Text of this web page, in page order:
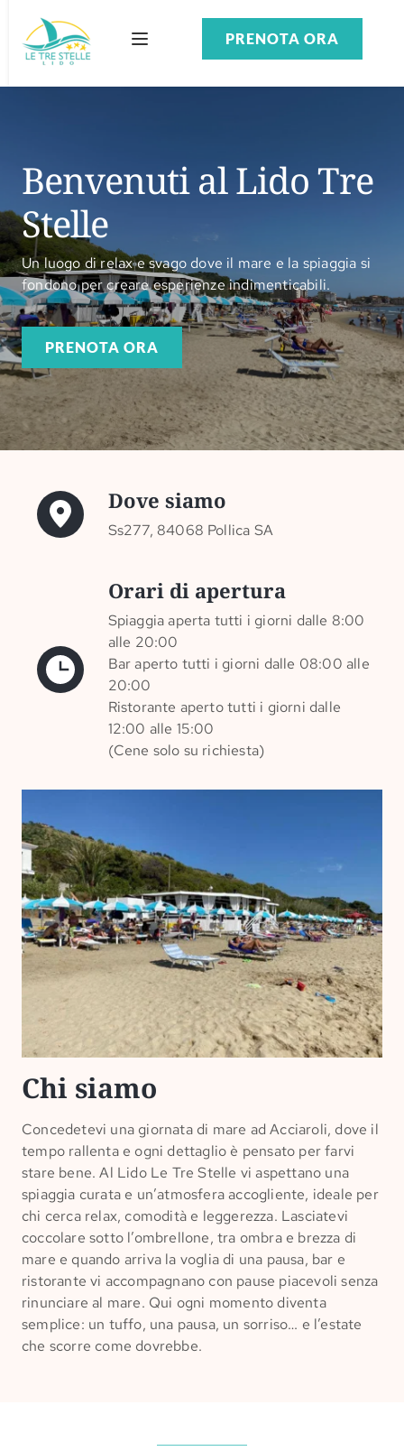
PRENOTA ORA
Benvenuti al Lido Tre
Stelle
Un luogo di relax e svago dove il mare e la spiaggia si
fondono per creare esperienze indimenticabili.
PRENOTA ORA
Dove siamo
Ss277, 84068 Pollica SA
Orari di apertura
Spiaggia aperta tutti i giorni dalle 8:00
alle 20:00
Bar aperto tutti i giorni dalle 08:00 alle
20:00
Ristorante aperto tutti i giorni dalle
12:00 alle 15:00
(Cene solo su richiesta)
Chi siamo
Concedetevi una giornata di mare ad Acciaroli, dove il
tempo rallenta e ogni dettaglio è pensato per farvi
stare bene. Al Lido Le Tre Stelle vi aspettano una
spiaggia curata e un’atmosfera accogliente, ideale per
chi cerca relax, comodità e leggerezza. Lasciatevi
coccolare sotto l’ombrellone, tra ombra e brezza di
mare e quando arriva la voglia di una pausa, bar e
ristorante vi accompagnano con pause piacevoli senza
rinunciare al mare. Qui ogni momento diventa
semplice: un tuffo, una pausa, un sorriso… e l’estate
che scorre come dovrebbe.